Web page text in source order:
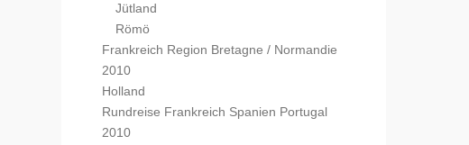
Jütland
Römö
Frankreich Region Bretagne / Normandie
2010
Holland
Rundreise Frankreich Spanien Portugal
2010